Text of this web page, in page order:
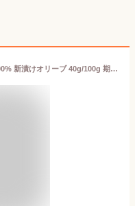
【2023年度収穫】小豆島産手摘み100% 新漬けオリーブ 40g/100g 期間限定小豆島オリーブ 塩漬け 浅漬け 海塩 御塩 オリーブ果実 国産 小豆島産 産地直送 大人気 美容 健康 お取り寄せグルメ 香川 オリーブアイランド oliveisland